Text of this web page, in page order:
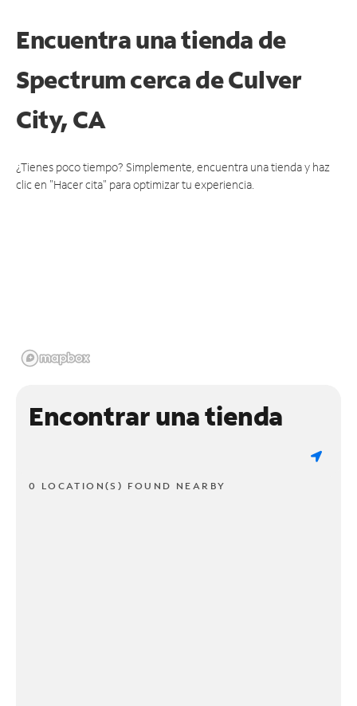
Encuentra una tienda de
Spectrumcerca de Culver
City, CA
¿Tienes poco tiempo? Simplemente, encuentra una tienda y haz
clic en "Hacer cita" para optimizar tu experiencia.
Encontrar una tienda
0 LOCATION(S) FOUND NEARBY